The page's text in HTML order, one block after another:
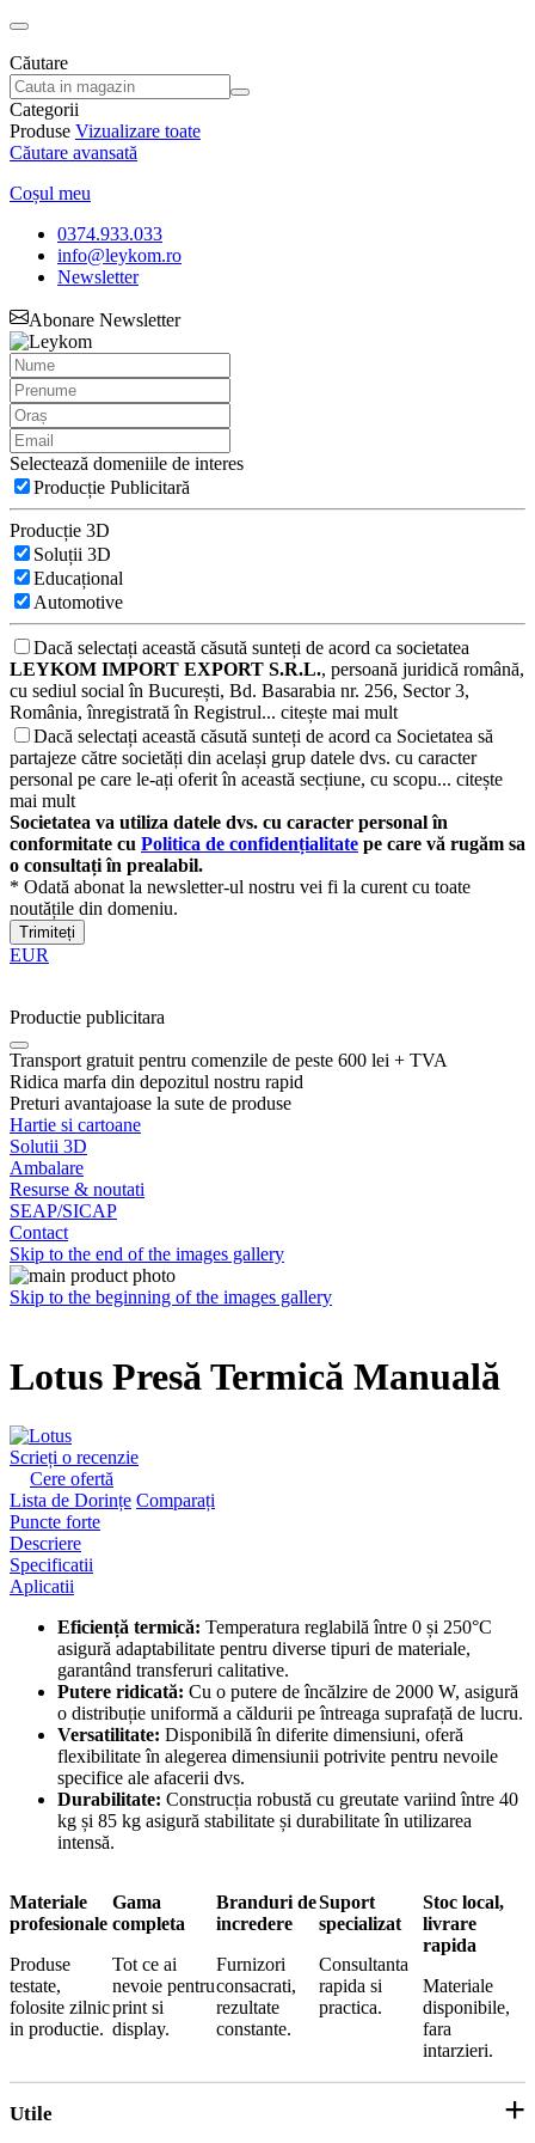
Căutare
Categorii
Produse Vizualizare toate
Căutare avansată
Coșul meu
0374.933.033
info@leykom.ro
Newsletter
Abonare Newsletter
Selectează domeniile de interes
Producție Publicitară
Producție 3D
Soluții 3D
Educațional
Automotive
Dacă selectați această căsută sunteți de acord ca societatea
LEYKOM IMPORT EXPORT S.R.L., persoană juridică română,
cu sediul social în București, Bd. Basarabia nr. 256, Sector 3,
România, înregistrată în Registrul... citește mai mult
Dacă selectați această căsută sunteți de acord ca Societatea să
partajeze către societăți din același grup datele dvs. cu caracter
personal pe care le-ați oferit în această secțiune, cu scopu... citește
mai mult
Societatea va utiliza datele dvs. cu caracter personal în
conformitate cu Politica de confidențialitate pe care vă rugăm sa
o consultați în prealabil.
* Odată abonat la newsletter-ul nostru vei fi la curent cu toate
noutățile din domeniu.
Trimiteți
EUR
Productie publicitara
Transport gratuit pentru comenzile de peste 600 lei + TVA
Ridica marfa din depozitul nostru rapid
Preturi avantajoase la sute de produse
Hartie si cartoane
Solutii 3D
Ambalare
Resurse & noutati
SEAP/SICAP
Contact
Skip to the end of the images gallery
Skip to the beginning of the images gallery
Lotus Presă Termică Manuală
Scrieți o recenzie
Cere ofertă
Lista de Dorințe Comparați
Puncte forte
Descriere
Specificatii
Aplicatii
Eficiență termică: Temperatura reglabilă între 0 și 250°C
asigură adaptabilitate pentru diverse tipuri de materiale,
garantând transferuri calitative.
Putere ridicată: Cu o putere de încălzire de 2000 W, asigură
o distribuție uniformă a căldurii pe întreaga suprafață de lucru.
Versatilitate: Disponibilă în diferite dimensiuni, oferă
flexibilitate în alegerea dimensiunii potrivite pentru nevoile
specifice ale afacerii dvs.
Durabilitate: Construcția robustă cu greutate variind între 40
kg și 85 kg asigură stabilitate și durabilitate în utilizarea
intensă.
Materiale
profesionale
Produse
testate,
folosite zilnic
in productie.
Gama
completa
Tot ce ai
nevoie pentru
print si
display.
Branduri de
incredere
Furnizori
consacrati,
rezultate
constante.
Suport
specializat
Consultanta
rapida si
practica.
Stoc local,
livrare
rapida
Materiale
disponibile,
fara
intarzieri.
Utile